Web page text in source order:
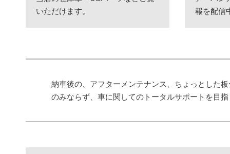
いただけます。
報を配信
納車後の、アフターメンテナンス、ちょっとした
のみならず、車に関してのトータルサポートを目